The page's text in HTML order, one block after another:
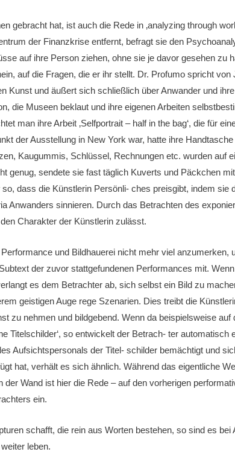
gebracht hat, ist auch die Rede in ‚analyzing through
der Finanzkrise entfernt, befragt sie den
auf ihre Person ziehen, ohne sie je davor gesehen zu
auf die Fragen, die er ihr stellt. Dr. Profumo spricht
Kunst und äußert sich schließlich über Anwander und
die Museen beklaut und ihre eigenen Arbeiten
man ihre Arbeit ‚Selfportrait – half in the bag‘, die für
der Ausstellung in New York war, hatte ihre
Kaugummis, Schlüssel, Rechnungen etc. wurden auf
genug, sendete sie fast täglich Kuverts und Päckchen
dass die Künstlerin Persönli- ches preisgibt, indem sie
Anwanders sinnieren. Durch das Betrachten des
Charakter der Künstlerin zulässt.
und Bildhauerei nicht mehr viel anzumerken,
der zuvor stattgefundenen Performances mit.
es dem Betrachter ab, sich selbst ein Bild zu
geistigen Auge rege Szenarien. Dies treibt die
zu nehmen und bildgebend. Wenn da beispielsweise auf
Titelschilder‘, so entwickelt der Betrach- ter automatisch
Aufsichtspersonals der Titel- schilder bemächtigt und
hat, verhält es sich ähnlich. Während das eigentliche
Wand ist hier die Rede – auf den vorherigen
ein.
schafft, die rein aus Worten bestehen, so sind es
leben.